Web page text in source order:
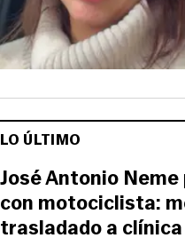
LO ÚLTIMO
José Antonio
con motociclista:
trasladado a clínica